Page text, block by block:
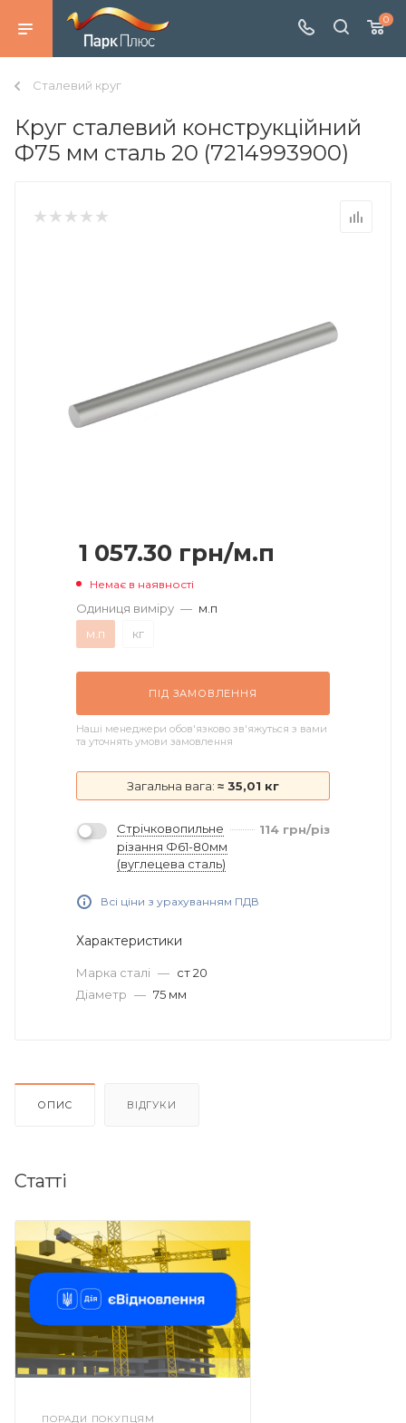
0
Сталевий круг
Круг сталевий конструкційний
Ф75 мм сталь 20 (7214993900)
1 057.30 грн/м.п
Немає в наявності
Одиниця виміру — м.п
м.п
кг
ПІД ЗАМОВЛЕННЯ
Наші менеджери обов'язково зв'яжуться з вами
та уточнять умови замовлення
Загальна вага: ≈ 35,01 кг
Стрічковопильне
різання Ф61-80мм
(вуглецева сталь)
114 грн/різ
Всі ціни з урахуванням ПДВ
Характеристики
Марка сталі — ст 20
Діаметр — 75 мм
ОПИС ВІДГУКИ
Статті
ПОРАДИ ПОКУПЦЯМ